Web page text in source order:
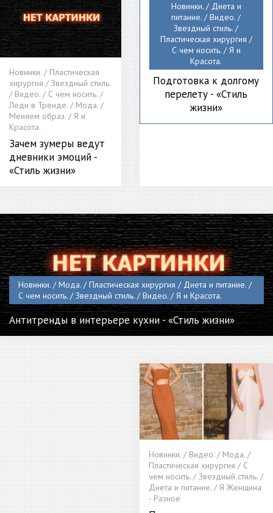
Новинки. / Пластическая
хирургия / Звездный стиль.
/ Видео. / С чем носить. /
Леди в Тренде. / Мода. /
Меняем образ. / Я и
Красота.
Зачем зумеры ведут
дневники эмоций -
«Стиль жизни»
Новинки. / Мода. / Пластическая хирургия / Диета и питание. /
С чем носить. / Звездный стиль. / Видео. / Я и Красота.
Антитренды в интерьере кухни - «Стиль жизни»
Новинки. / Диета и
питание. / Видео. /
Звездный стиль. /
Пластическая хирургия /
С чем носить. / Я и
Красота.
Подготовка к долгому
перелету - «Стиль
жизни»
Новинки. / Видео. / Мода. /
Пластическая хирургия / С
чем носить. / Звездный стиль. /
Диета и питание. / Я Женщина
- Разное